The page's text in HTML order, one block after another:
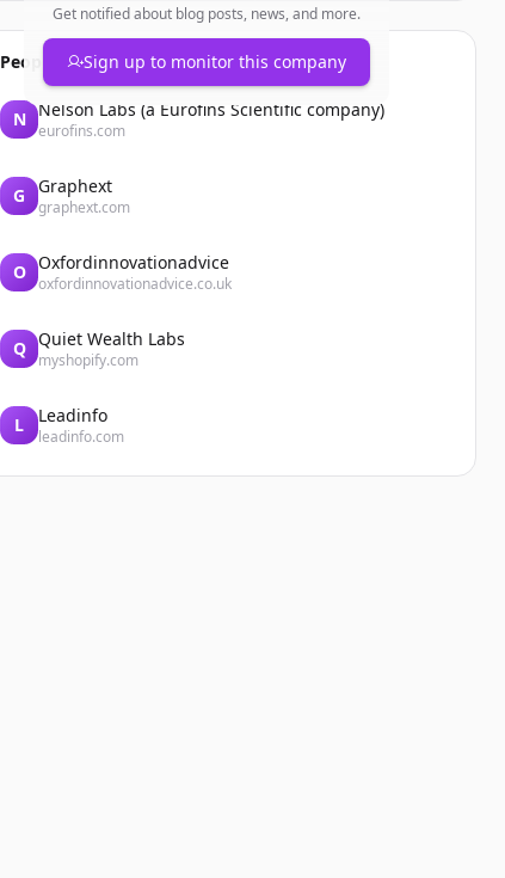
Get notified about blog posts, news, and more.
Sign up to monitor this company
People also viewed
N Nelson Labs (a Eurofins Scientific company)
eurofins.com
G Graphext
graphext.com
O Oxfordinnovationadvice
oxfordinnovationadvice.co.uk
Q Quiet Wealth Labs
myshopify.com
L Leadinfo
leadinfo.com